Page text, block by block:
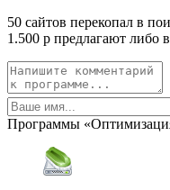
50 сайтов перекопал в
1.500 р предлагают либо
Программы